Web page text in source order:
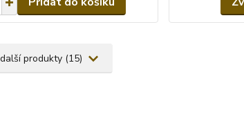
produkty (15)